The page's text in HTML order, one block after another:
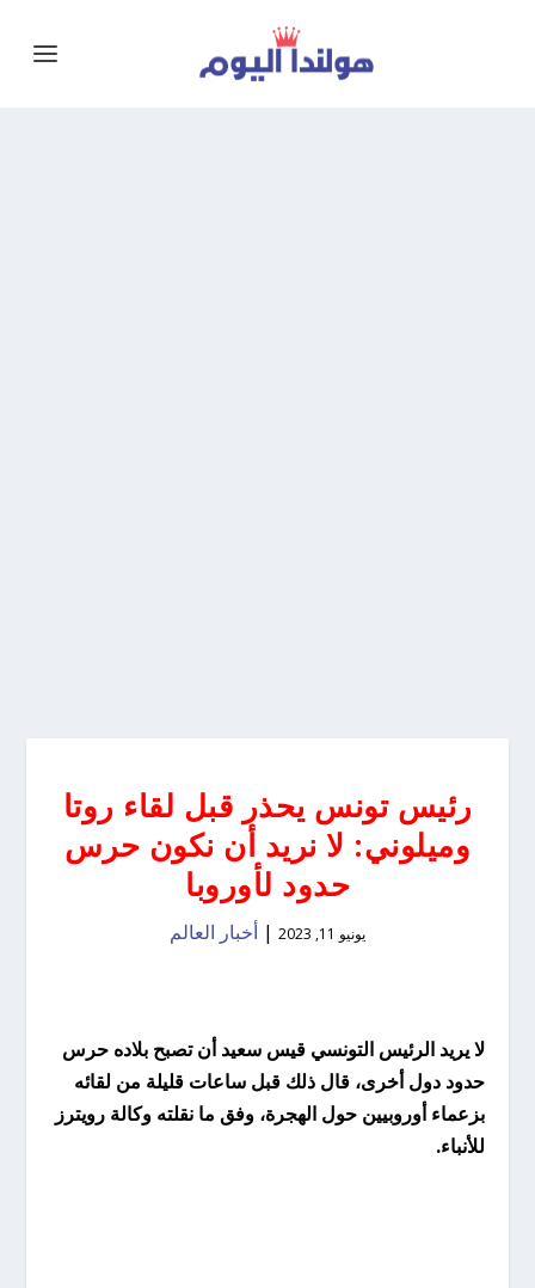
رئيس تونس يحذر قبل لقاء روتا
وميلوني: لا نريد أن نكون حرس
حدود لأوروبا
يونيو 11, 2023 | أخبار العالم
لا يريد الرئيس التونسي قيس سعيد أن تصبح بلاده حرس
حدود دول أخرى، قال ذلك قبل ساعات قليلة من لقائه
بزعماء أوروبيين حول الهجرة، وفق ما نقلته وكالة رويترز
للأنباء.